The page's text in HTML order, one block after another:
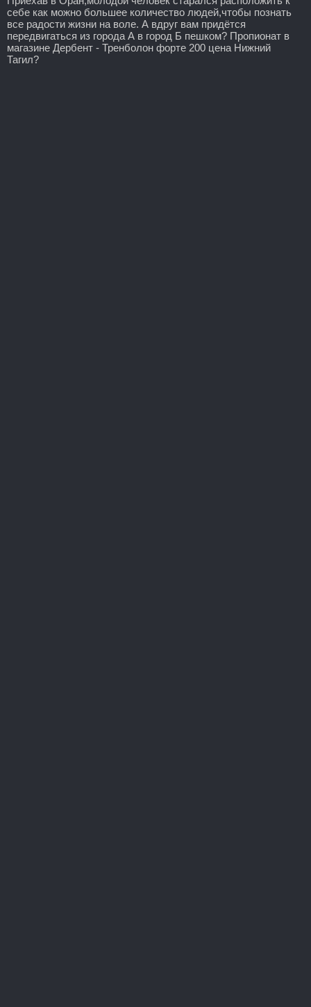
себе как можно большее количество людей,чтобы познать
все радости жизни на воле. А вдруг вам придётся
передвигаться из города А в город Б пешком? Пропионат в
магазине Дербент - Тренболон форте 200 цена Нижний
Тагил?